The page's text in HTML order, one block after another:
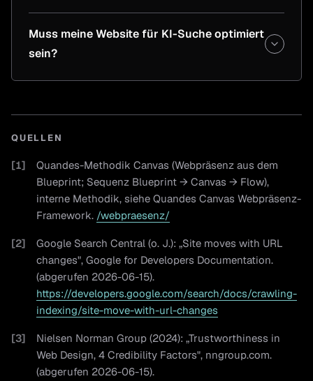
Muss meine Website für KI-Suche optimiert
sein?
QUELLEN
[1]
Quandes-Methodik Canvas (Webpräsenz aus dem
Blueprint; Sequenz Blueprint → Canvas → Flow),
interne Methodik, siehe Quandes Canvas Webpräsenz-
Framework. /webpraesenz/
[2]
Google Search Central (o. J.): „Site moves with URL
changes", Google for Developers Documentation.
(abgerufen 2026-06-15).
https://developers.google.com/search/docs/crawling-
indexing/site-move-with-url-changes
[3]
Nielsen Norman Group (2024): „Trustworthiness in
Web Design, 4 Credibility Factors", nngroup.com.
(abgerufen 2026-06-15).